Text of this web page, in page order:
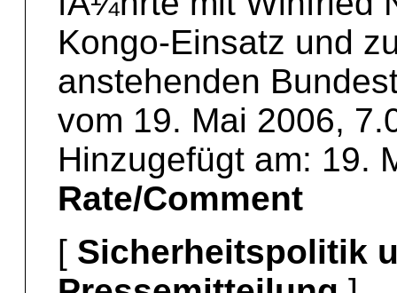
Kongo-Einsatz und
anstehenden
vom 19. Mai 2006,
Hinzugefügt am: 19.
Rate/Comment
[ Sicherheitspolitik